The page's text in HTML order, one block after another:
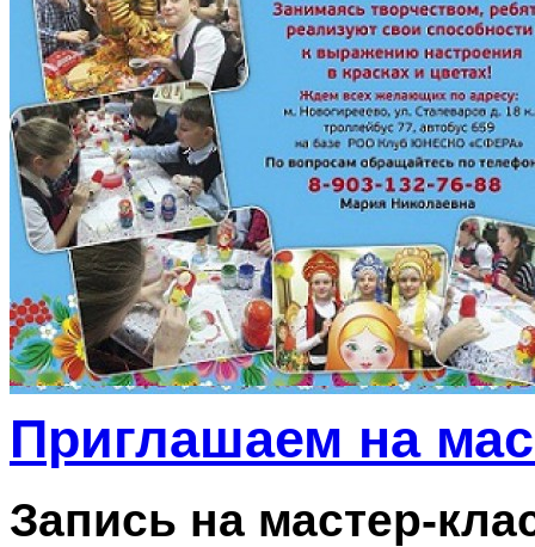
Приглашаем на
Запись на мастер-